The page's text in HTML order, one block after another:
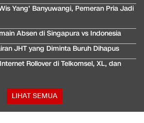
Yang' Banyuwangi, Pemeran Pria Jadi
Absen di Singapura vs Indonesia
JHT yang Diminta Buruh Dihapus
Rollover di Telkomsel, XL, dan
LIHAT SEMUA